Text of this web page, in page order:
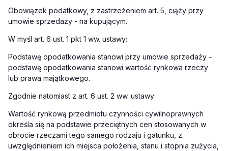
Obowiązek podatkowy, z zastrzeżeniem art. 5, ciąży przy
umowie sprzedaży - na kupującym.
W myśl art. 6 ust. 1 pkt 1 ww. ustawy:
Podstawę opodatkowania stanowi przy umowie sprzedaży –
podstawę opodatkowania stanowi wartość rynkowa rzeczy
lub prawa majątkowego.
Zgodnie natomiast z art. 6 ust. 2 ww. ustawy:
Wartość rynkową przedmiotu czynności cywilnoprawnych
określa się na podstawie przeciętnych cen stosowanych w
obrocie rzeczami tego samego rodzaju i gatunku, z
uwzględnieniem ich miejsca położenia, stanu i stopnia zużycia,